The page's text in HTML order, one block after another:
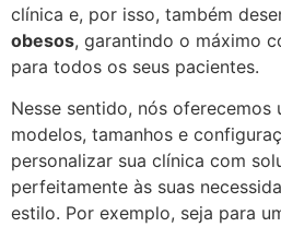
clínica e, por isso, também
obesos, garantindo o máximo
para todos os seus pacientes.
Nesse sentido, nós oferecemos
modelos, tamanhos e
personalizar sua clínica com
perfeitamente às suas
estilo. Por exemplo, seja para